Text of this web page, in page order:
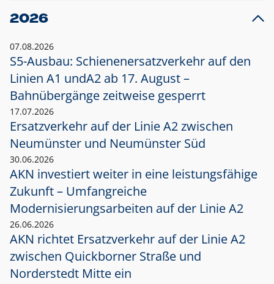
2026
07.08.2026
S5-Ausbau: Schienenersatzverkehr auf den
Linien A1 undA2 ab 17. August –
Bahnübergänge zeitweise gesperrt
17.07.2026
Ersatzverkehr auf der Linie A2 zwischen
Neumünster und Neumünster Süd
30.06.2026
AKN investiert weiter in eine leistungsfähige
Zukunft – Umfangreiche
Modernisierungsarbeiten auf der Linie A2
26.06.2026
AKN richtet Ersatzverkehr auf der Linie A2
zwischen Quickborner Straße und
Norderstedt Mitte ein